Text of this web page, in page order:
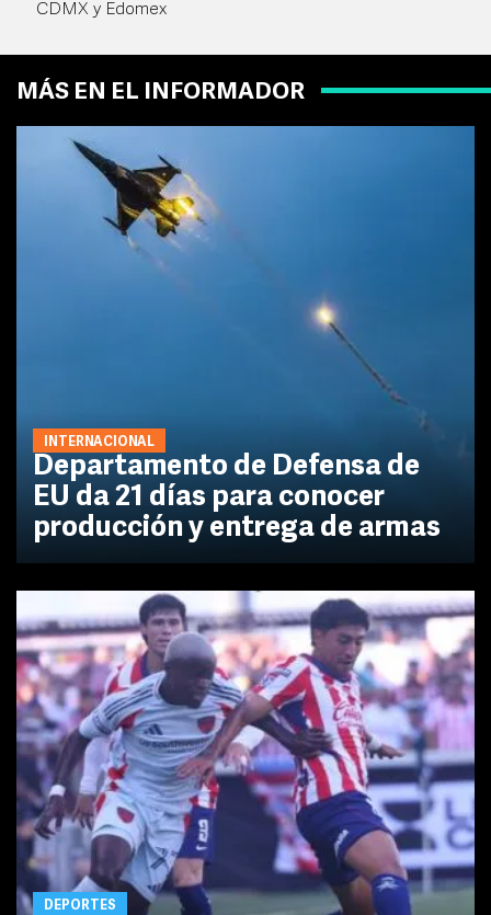
CDMX y Edomex
MÁS EN EL INFORMADOR
INTERNACIONAL
Departamento de Defensa de
EU da 21 días para conocer
producción y entrega de armas
DEPORTES